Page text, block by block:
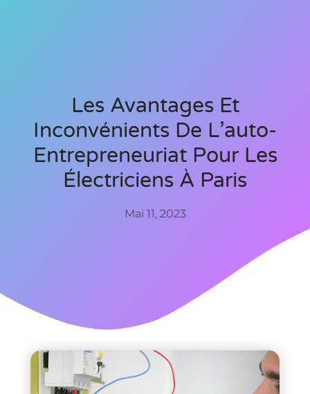
Les Avantages Et
Inconvénients De L’auto-
Entrepreneuriat Pour Les
Électriciens À Paris
Mai 11, 2023